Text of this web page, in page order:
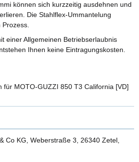
können sich kurzzeitig ausdehnen und
Die Stahlflex-Ummantelung
Prozess.
einer Allgemeinen Betriebserlaubnis
Ihnen keine Eintragungskosten.
für MOTO-GUZZI 850 T3 California [VD]
Co KG, Weberstraße 3, 26340 Zetel,